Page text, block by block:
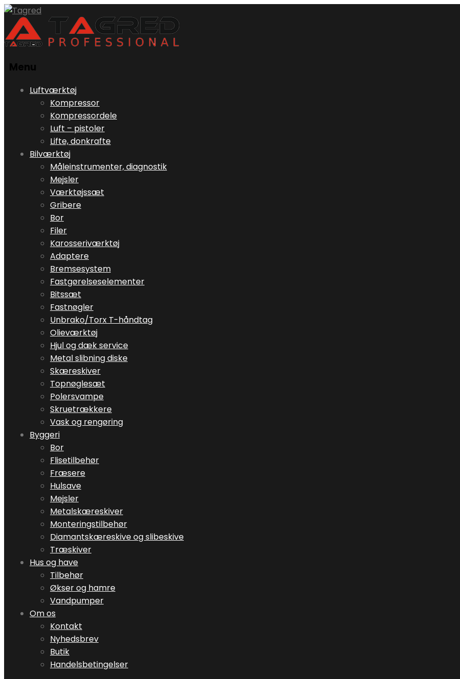
Menu
Skip
content
Luftværktøj
Kompressor
Kompressordele
Luft – pistoler
Lifte, donkrafte
Bilværktøj
Måleinstrumenter, diagnostik
Mejsler
Værktøjssæt
Gribere
Bor
Filer
Karosseriværktøj
Adaptere
Bremsesystem
Fastgørelseselementer
Bitssæt
Fastnøgler
Unbrako/Torx T-håndtag
Olieværktøj
Hjul og dæk service
Metal slibning diske
Skæreskiver
Topnøglesæt
Polersvampe
Skruetrækkere
Vask og rengøring
Byggeri
Bor
Flisetilbehør
Fræsere
Hulsave
Mejsler
Metalskæreskiver
Monteringstilbehør
Diamantskæreskive og slibeskive
Træskiver
Hus og have
Tilbehør
Økser og hamre
Vandpumper
Om os
Kontakt
Nyhedsbrev
Butik
Handelsbetingelser